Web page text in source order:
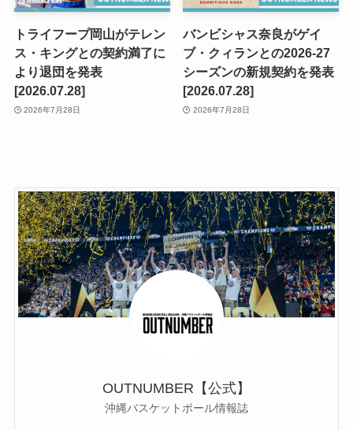
トライフープ岡山がテレン
ス・キングとの契約満了に
より退団を発表
[2026.07.28]
2026年7月28日
バンビシャス奈良がゲイ
ブ・クィランとの2026-27
シーズンの新規契約を発表
[2026.07.28]
2026年7月28日
OUTNUMBER【公式】
沖縄バスケットボール情報誌